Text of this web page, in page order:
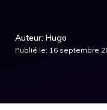
Auteur: Hugo
Publié le: 16 septembre